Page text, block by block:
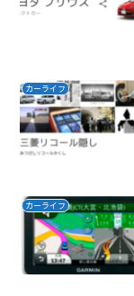
カーライフ
カーライフ